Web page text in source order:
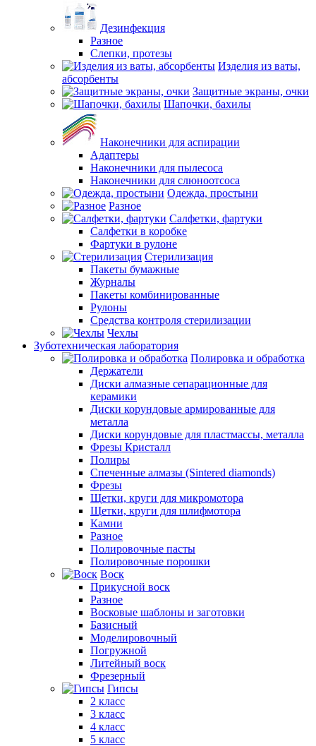
Дезинфекция
Разное
Слепки, протезы
Изделия из ваты,
абсорбенты
Защитные экраны, очки
Шапочки, бахилы
Наконечники для аспирации
Адаптеры
Наконечники для пылесоса
Наконечники для слюноотсоса
Одежда, простыни
Разное
Салфетки, фартуки
Салфетки в коробке
Фартуки в рулоне
Стерилизация
Пакеты бумажные
Журналы
Пакеты комбинированные
Рулоны
Средства контроля стерилизации
Чехлы
Зуботехническая лаборатория
Полировка и обработка
Держатели
Диски алмазные сепарационные для
керамики
Диски корундовые армированные для
металла
Диски корундовые для пластмассы, металла
Фрезы Кристалл
Полиры
Спеченные алмазы (Sintered diamonds)
Фрезы
Щетки, круги для микромотора
Щетки, круги для шлифмотора
Камни
Разное
Полировочные пасты
Полировочные порошки
Воск
Прикусной воск
Разное
Восковые шаблоны и заготовки
Базисный
Моделировочный
Погружной
Литейный воск
Фрезерный
Гипсы
2 класс
3 класс
4 класс
5 класс